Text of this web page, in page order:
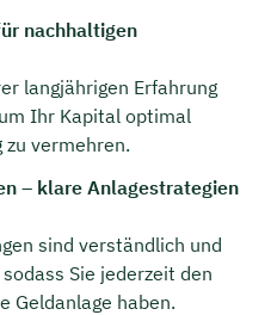
nachhaltigen
langjährigen Erfahrung
Ihr Kapital optimal
zu vermehren.
– klare Anlagestrategien
sind verständlich und
Sie jederzeit den
Geldanlage haben.